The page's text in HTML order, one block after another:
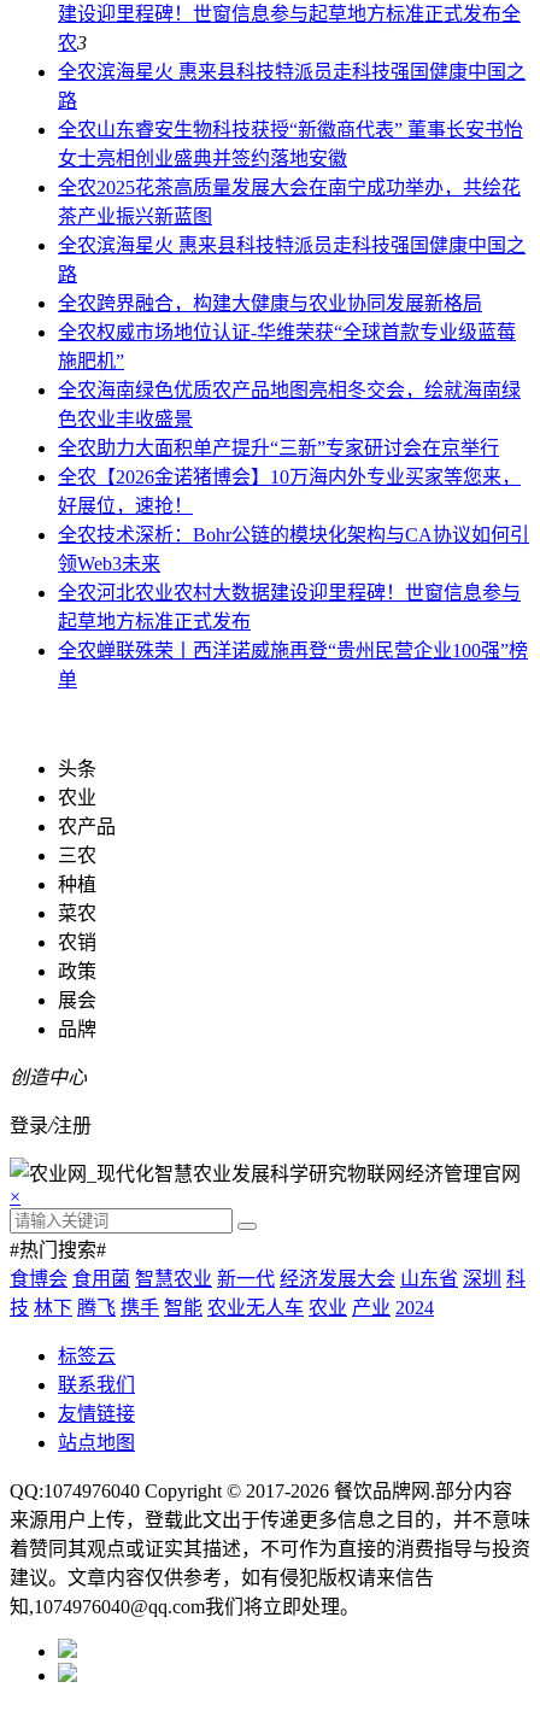
建设迎里程碑！世窗信息参与起草地方标准正式发布全
农3
全农滨海星火 惠来县科技特派员走科技强国健康中国之
路
全农山东睿安生物科技获授“新徽商代表” 董事长安书怡
女士亮相创业盛典并签约落地安徽
全农2025花茶高质量发展大会在南宁成功举办，共绘花
茶产业振兴新蓝图
全农滨海星火 惠来县科技特派员走科技强国健康中国之
路
全农跨界融合，构建大健康与农业协同发展新格局
全农权威市场地位认证-华维荣获“全球首款专业级蓝莓
施肥机”
全农海南绿色优质农产品地图亮相冬交会，绘就海南绿
色农业丰收盛景
全农助力大面积单产提升“三新”专家研讨会在京举行
全农 【2026金诺猪博会】10万海内外专业买家等您来，
好展位，速抢！
全农技术深析：Bohr公链的模块化架构与CA协议如何引
领Web3未来
全农河北农业农村大数据建设迎里程碑！世窗信息参与
起草地方标准正式发布
全农蝉联殊荣丨西洋诺威施再登“贵州民营企业100强”榜
单
头条
农业
农产品
三农
种植
菜农
农销
政策
展会
品牌
创造中心
登录/注册
×
#热门搜索#
食博会 食用菌 智慧农业 新一代 经济发展大会 山东省 深圳 科
技 林下 腾飞 携手 智能 农业无人车 农业 产业 2024
标签云
联系我们
友情链接
站点地图
QQ:1074976040 Copyright © 2017-2026 餐饮品牌网 .部分内容
来源用户上传，登载此文出于传递更多信息之目的，并不意味
着赞同其观点或证实其描述，不可作为直接的消费指导与投资
建议。文章内容仅供参考，如有侵犯版权请来信告
知,1074976040@qq.com我们将立即处理。